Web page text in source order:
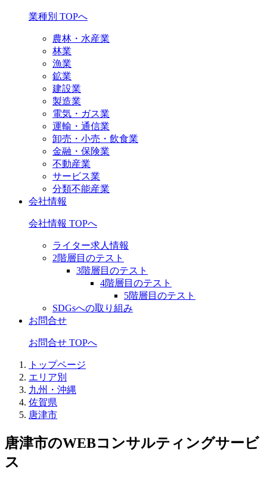
業種別 TOPへ
農林・水産業
林業
漁業
鉱業
建設業
製造業
電気・ガス業
運輸・通信業
卸売・小売・飲食業
金融・保険業
不動産業
サービス業
分類不能産業
会社情報
会社情報 TOPへ
ライター求人情報
2階層目のテスト
3階層目のテスト
4階層目のテスト
5階層目のテスト
SDGsへの取り組み
お問合せ
お問合せ TOPへ
トップページ
エリア別
九州・沖縄
佐賀県
唐津市
唐津市のWEBコンサルティングサービ
ス